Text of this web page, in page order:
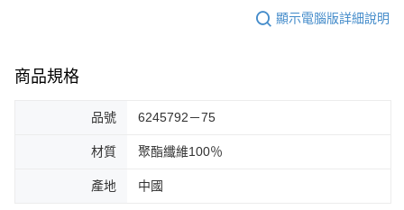
顯示電腦版詳細說明
商品規格
品號 6245792－75
材質 聚酯纖維100％
產地 中國